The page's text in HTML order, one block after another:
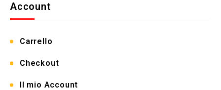
Account
Carrello
Checkout
Il mio Account